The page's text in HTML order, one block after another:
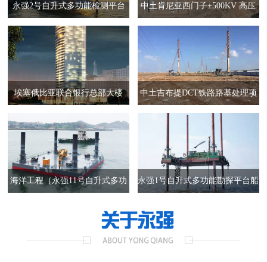
永强2号自升式多功能检测平台
深中通道项目作业图
中土肯尼亚西门子±500KV 高压
埃塞俄比亚联合银行总部大楼 中土吉布提DCT铁路路基处理项
海洋工程（永强11号自升式多功 永强1号自升式多功能勘探平台船